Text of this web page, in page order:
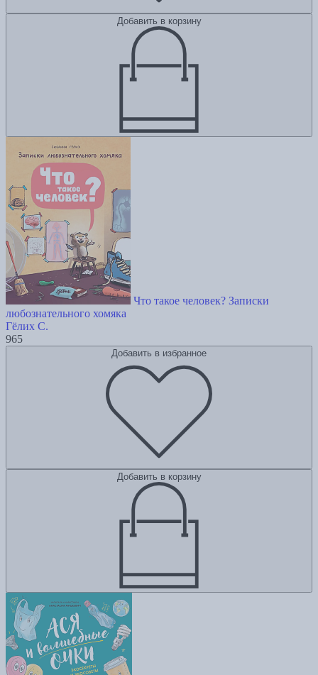
Добавить в корзину
Что такое человек? Записки
любознательного хомяка
Гёлих С.
965
Добавить в избранное
Добавить в корзину